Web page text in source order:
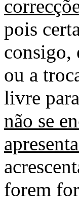
pois
consigo,
ou a
livre
não se
forem